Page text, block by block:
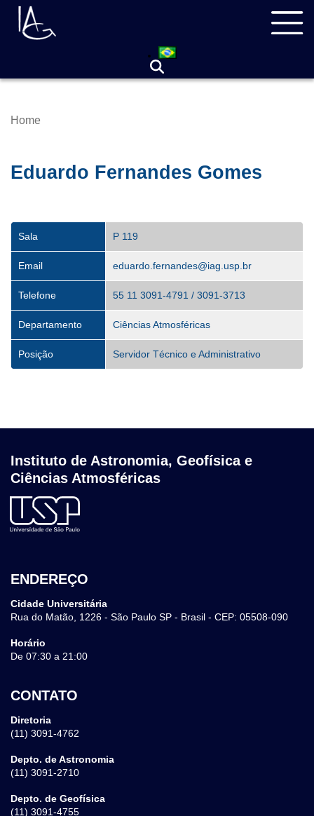
Skip
Breadcrumb
Home
Eduardo Fernandes Gomes
Sala P 119
Email eduardo.fernandes@iag.usp.br
Telefone 55 11 3091-4791 / 3091-3713
Departamento Ciências Atmosféricas
Posição Servidor Técnico e Administrativo
Instituto de Astronomia, Geofísica e
Ciências Atmosféricas
ENDEREÇO
Cidade Universitária
Rua do Matão, 1226 - São Paulo SP - Brasil - CEP: 05508-090
Horário
De 07:30 a 21:00
CONTATO
Diretoria
(11) 3091-4762
Depto. de Astronomia
(11) 3091-2710
Depto. de Geofísica
(11) 3091-4755